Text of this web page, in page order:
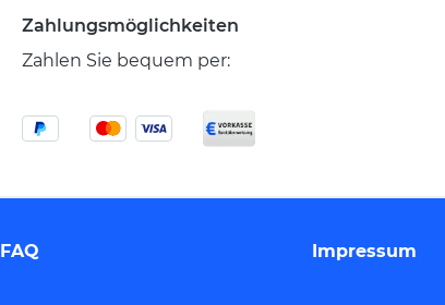
Zahlungsmöglichkeiten
Zahlen Sie bequem per:
FAQ Impressum